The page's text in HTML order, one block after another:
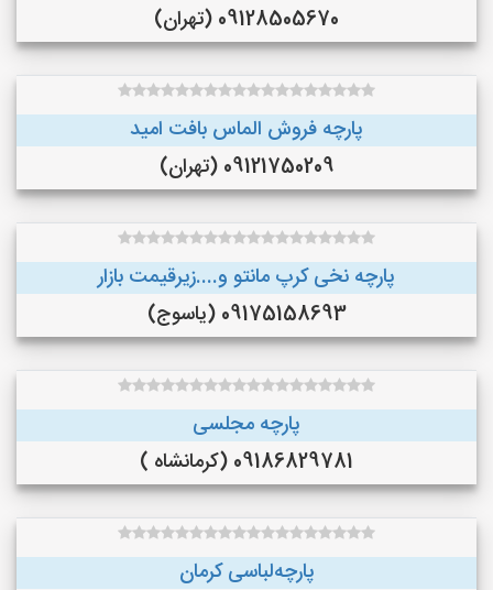
09128505670 (تهران)
پارچه فروش الماس بافت امید
09121750209 (تهران)
پارچه نخی کرپ مانتو و....زیرقیمت بازار
09175158693 (یاسوج)
پارچه مجلسی
09186829781 (کرمانشاه )
پارچه‌لباسی کرمان